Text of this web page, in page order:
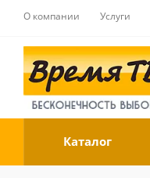
О компании Услуги
Каталог